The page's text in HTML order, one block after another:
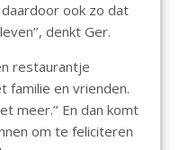
ook zo dat
denkt Ger.
restaurantje
familie en vrienden.
meer.’’ En dan komt
om te feliciteren